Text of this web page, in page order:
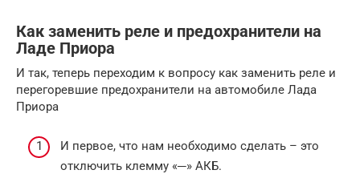
Как заменить реле и предохранители на
Ладе Приора
И так, теперь переходим к вопросу как заменить реле и
перегоревшие предохранители на автомобиле Лада
Приора
И первое, что нам необходимо сделать – это
отключить клемму «─» АКБ.